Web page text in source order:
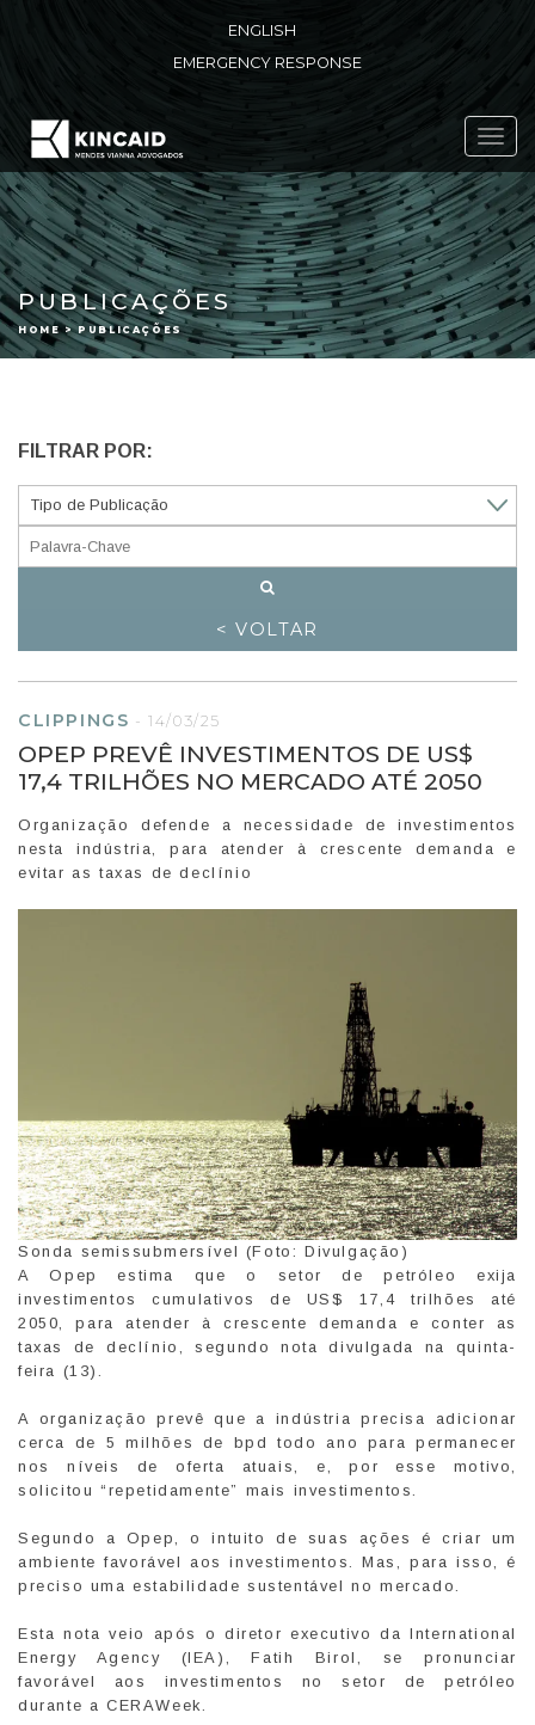
ENGLISH
EMERGENCY RESPONSE
PUBLICAÇÕES
HOME > PUBLICAÇÕES
FILTRAR POR:
< VOLTAR
CLIPPINGS -14/03/25
OPEP PREVÊ INVESTIMENTOS DE US$
17,4 TRILHÕES NO MERCADO ATÉ 2050
Organização defende a necessidade de investimentos
nesta indústria, para atender à crescente demanda e
evitar as taxas de declínio
Sonda semissubmersível (Foto: Divulgação)
A Opep estima que o setor de petróleo exija
investimentos cumulativos de US$ 17,4 trilhões até
2050, para atender à crescente demanda e conter as
taxas de declínio, segundo nota divulgada na quinta-
feira (13).
A organização prevê que a indústria precisa adicionar
cerca de 5 milhões de bpd todo ano para permanecer
nos níveis de oferta atuais, e, por esse motivo,
solicitou “repetidamente” mais investimentos.
Segundo a Opep, o intuito de suas ações é criar um
ambiente favorável aos investimentos. Mas, para isso, é
preciso uma estabilidade sustentável no mercado.
Esta nota veio após o diretor executivo da International
Energy Agency (IEA), Fatih Birol, se pronunciar
favorável aos investimentos no setor de petróleo
durante a CERAWeek.